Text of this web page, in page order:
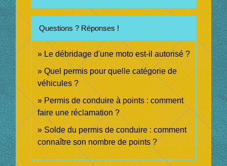
Questions ? Réponses !
Le débridage d'une moto est-il autorisé ?
Quel permis pour quelle catégorie de
véhicules ?
Permis de conduire à points : comment
faire une réclamation ?
Solde du permis de conduire : comment
connaître son nombre de points ?